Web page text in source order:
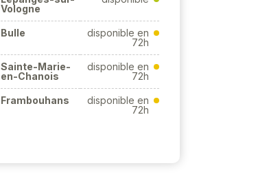
Vologne
Bulle
disponible en
72h
Sainte-Marie-
en-Chanois
disponible en
72h
Frambouhans
disponible en
72h